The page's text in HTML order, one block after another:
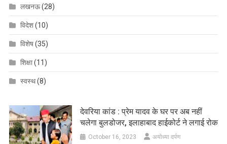
लखनऊ(28)
विदेश(10)
विशेष(35)
शिक्षा(11)
स्वस्थ(8)
देवरिया कांड : प्रेम यादव के घर पर अब नहीं
चलेगा बुलडोजर, इलाहाबाद हाईकोर्ट ने लगाई रोक
October 16, 2023 अयोध्या दर्पण